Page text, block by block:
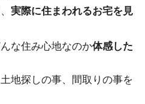
実際に住まわれるお宅を見
な住み心地なのか体感した
地探しの事、間取りの事を